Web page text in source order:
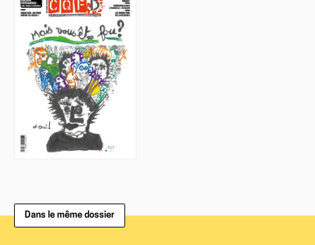
Dans le même dossier